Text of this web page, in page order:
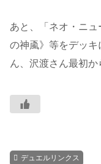
あと、「ネオ・ニ
の神颪》等をデッ
ん、沢渡さん最初
デュエルリンクス